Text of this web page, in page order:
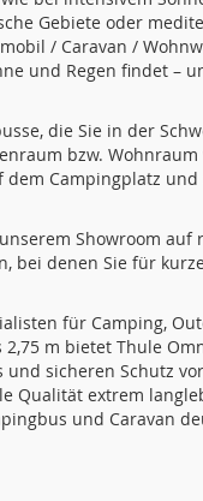
Gebiete oder
/ Caravan /
und Regen findet –
die Sie in der
bzw.
Campingplatz
Showroom auf
bei denen Sie für
für Camping,
m bietet Thule
sicheren Schutz
Qualität extrem
und Caravan